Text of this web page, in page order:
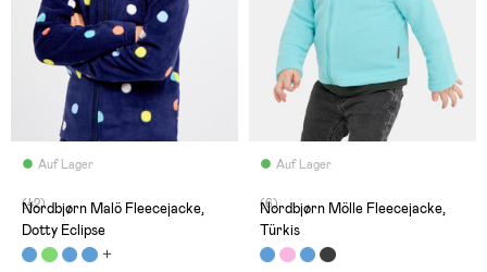
Auf Lager
(42)
Nordbjørn Malö Fleecejacke,
Dotty Eclipse
Auf Lager
(6)
Nordbjørn Mölle Fleecejacke,
Türkis